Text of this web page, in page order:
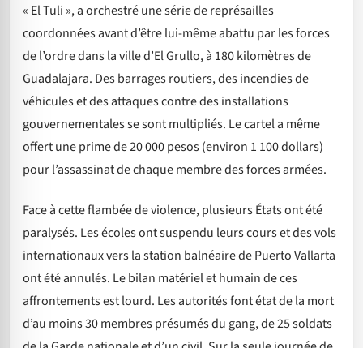
« El Tuli », a orchestré une série de représailles
coordonnées avant d’être lui-même abattu par les forces
de l’ordre dans la ville d’El Grullo, à 180 kilomètres de
Guadalajara. Des barrages routiers, des incendies de
véhicules et des attaques contre des installations
gouvernementales se sont multipliés. Le cartel a même
offert une prime de 20 000 pesos (environ 1 100 dollars)
pour l’assassinat de chaque membre des forces armées.
Face à cette flambée de violence, plusieurs États ont été
paralysés. Les écoles ont suspendu leurs cours et des vols
internationaux vers la station balnéaire de Puerto Vallarta
ont été annulés. Le bilan matériel et humain de ces
affrontements est lourd. Les autorités font état de la mort
d’au moins 30 membres présumés du gang, de 25 soldats